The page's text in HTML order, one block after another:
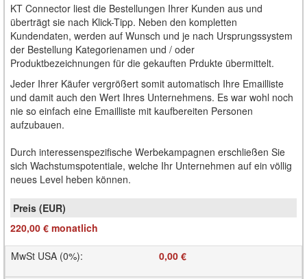
KT Connector liest die Bestellungen Ihrer Kunden aus und
überträgt sie nach Klick-Tipp. Neben den kompletten
Kundendaten, werden auf Wunsch und je nach Ursprungssystem
der Bestellung Kategorienamen und / oder
Produktbezeichnungen für die gekauften Prdukte übermittelt.
Jeder Ihrer Käufer vergrößert somit automatisch Ihre Emailliste
und damit auch den Wert Ihres Unternehmens. Es war wohl noch
nie so einfach eine Emailliste mit kaufbereiten Personen
aufzubauen.
Durch interessenspezifische Werbekampagnen erschließen Sie
sich Wachstumspotentiale, welche Ihr Unternehmen auf ein völlig
neues Level heben können.
220,00 € monatlich
MwSt USA (0%): 0,00 €